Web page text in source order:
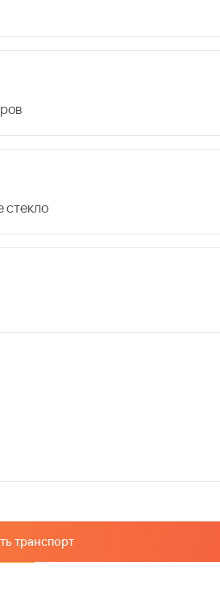
стекло
транспорт